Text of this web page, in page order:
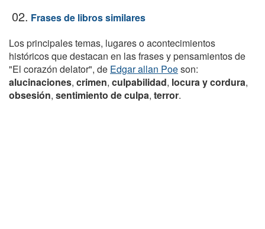
02. Frases de libros similares
Los principales temas, lugares o acontecimientos
históricos que destacan en las frases y pensamientos de
"El corazón delator", de Edgar allan Poeson:
alucinaciones, crimen, culpabilidad, locura y cordura,
obsesión, sentimiento de culpa, terror.